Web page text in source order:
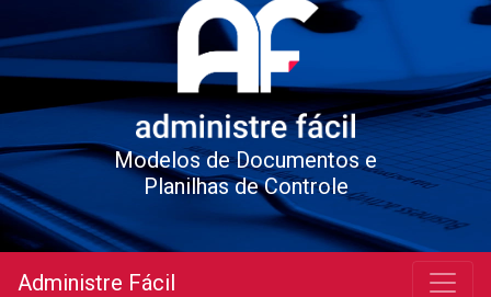
Modelos de Documentos e
Planilhas de Controle
Administre Fácil